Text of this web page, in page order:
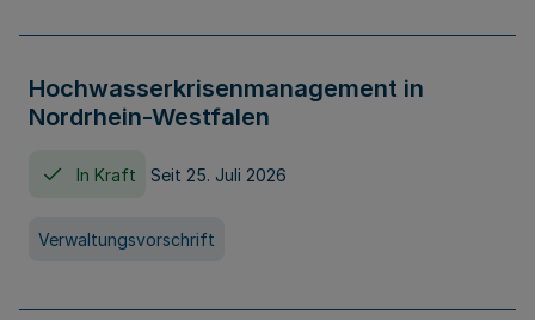
Hochwasserkrisenmanagement in
Nordrhein-Westfalen
In Kraft Seit 25. Juli 2026
Verwaltungsvorschrift